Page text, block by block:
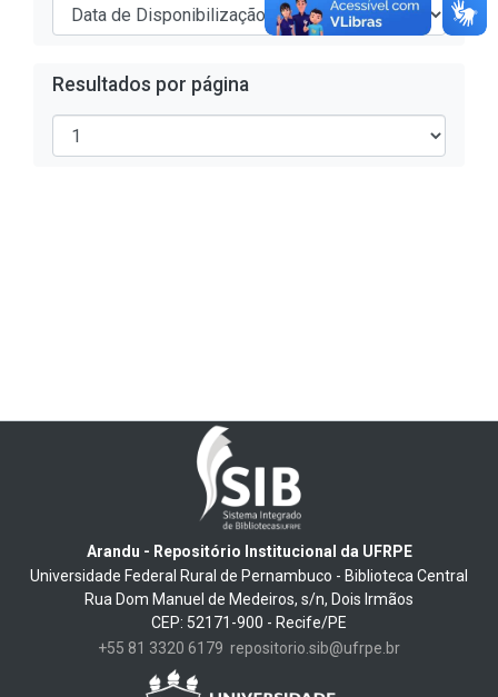
Resultados por página
Arandu - Repositório Institucional da UFRPE
Universidade Federal Rural de Pernambuco - Biblioteca Central
Rua Dom Manuel de Medeiros, s/n, Dois Irmãos
CEP: 52171-900 - Recife/PE
+55 81 3320 6179 repositorio.sib@ufrpe.br